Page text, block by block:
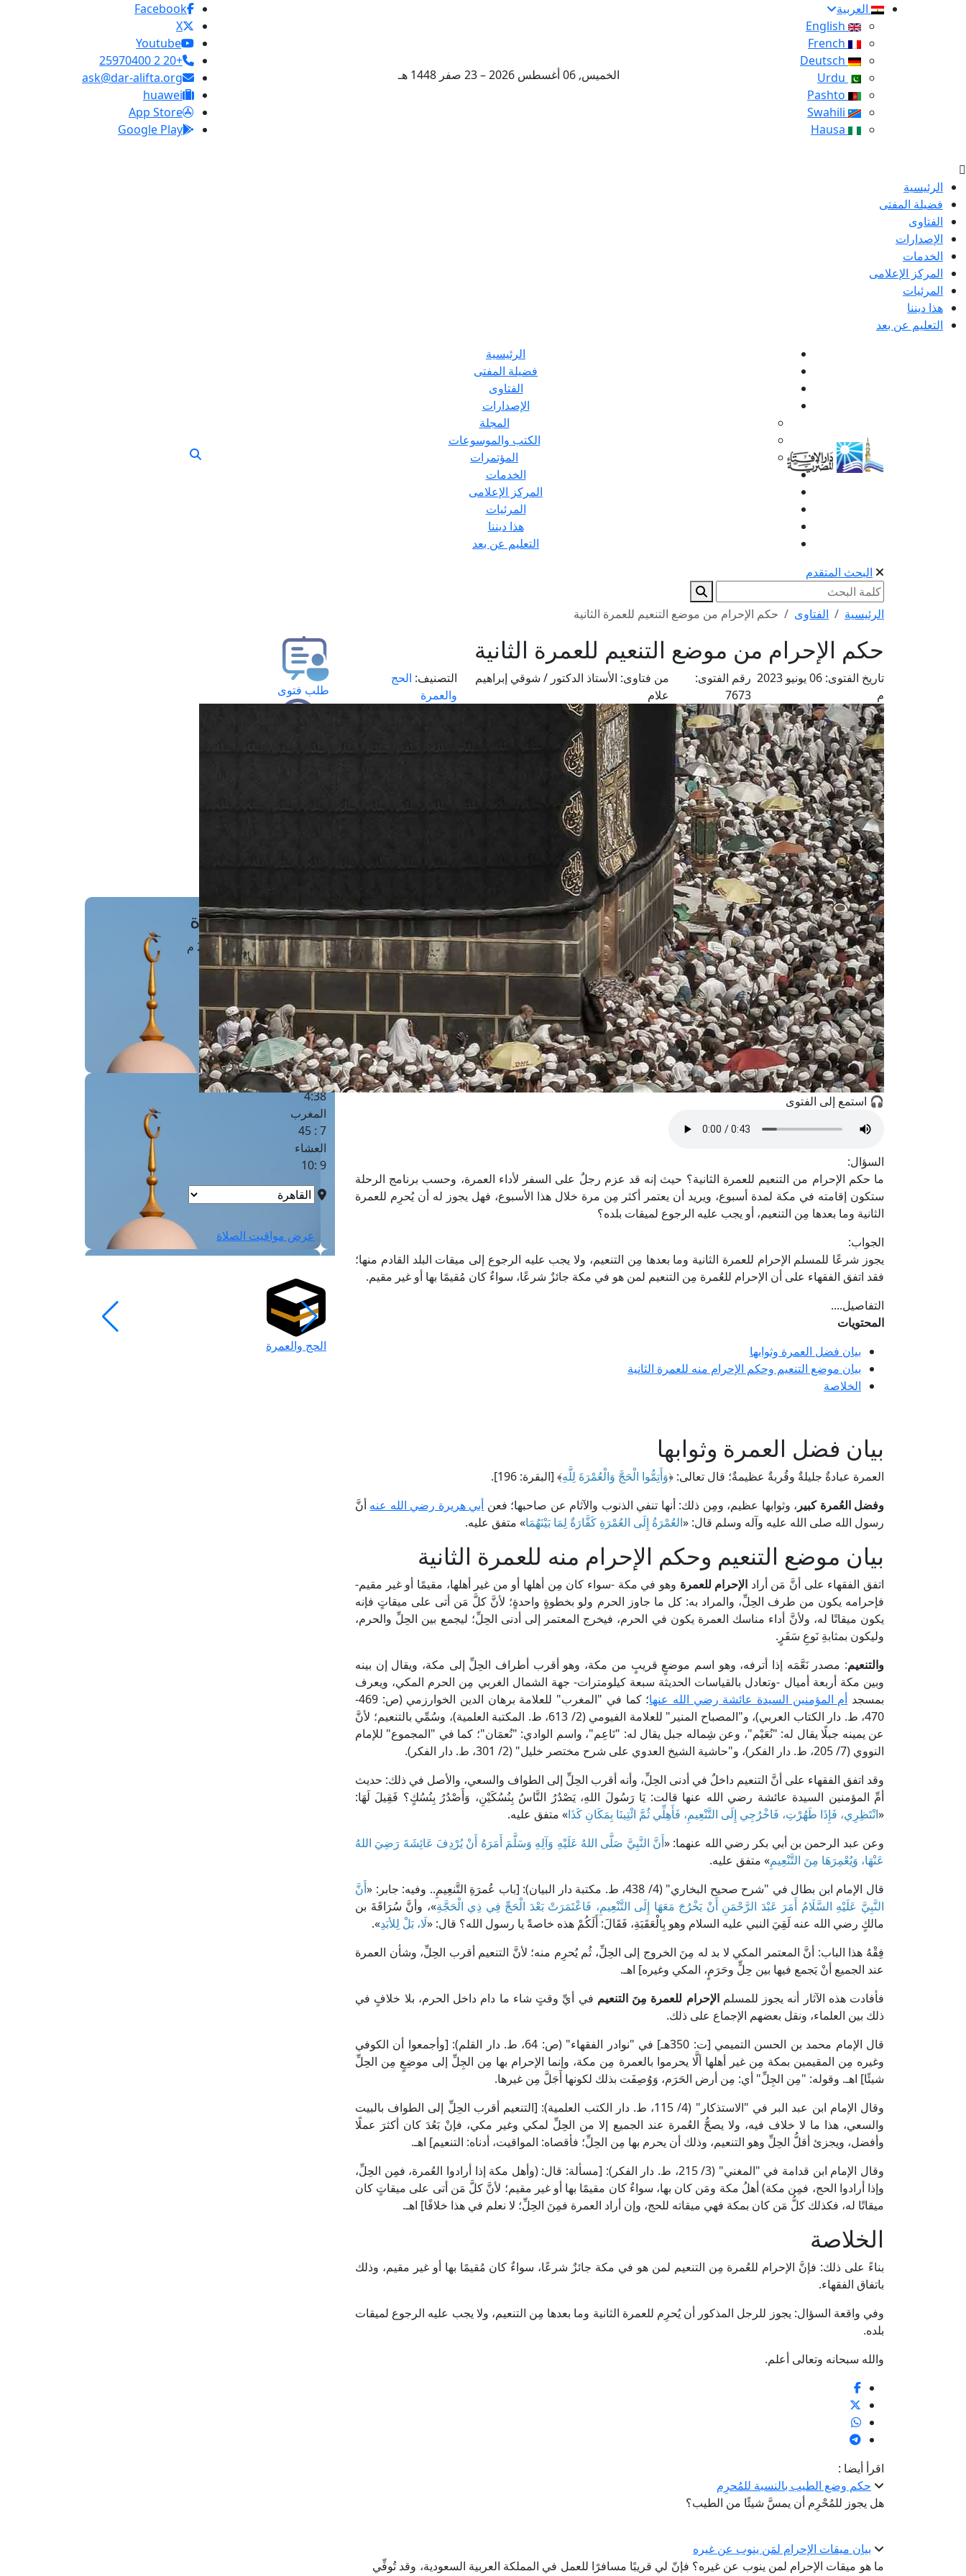
العربية
الخميس, 06 أغسطس 2026 – 23 صفر 1448 هـ
Facebook
X
Youtube
+20 2 25970400
ask@dar-alifta.org
huawei
App Store
Google Play
الرئيسية
فضيلة المفتى
الفتاوى
الإصدارات
الخدمات
المركز الإعلامى
المرئيات
هذا ديننا
التعليم عن بعد
الرئيسية
فضيلة المفتى
الفتاوى
الإصدارات
المجلة
الكتب والموسوعات
المؤتمرات
الخدمات
المركز الإعلامى
المرئيات
هذا ديننا
التعليم عن بعد
البحث المتقدم
الرئيسية الفتاوى حكم الإحرام من موضع التنعيم للعمرة الثانية
حكم الإحرام من موضع التنعيم للعمرة الثانية
تاريخ الفتوى:
06 يونيو 2023
م
رقم الفتوى:
7673
من فتاوى: الأستاذ الدكتور / شوقي إبراهيم
علام
التصنيف: الحج
والعمرة
🎧 استمع إلى الفتوى
السؤال:
ما حكم الإحرام من التنعيم للعمرة الثانية؟ حيث إنه قد عزم رجلٌ على السفر لأداء العمرة، وحسب برنامج الرحلة
ستكون إقامته في مكة لمدة أسبوع، ويريد أن يعتمر أكثر مِن مرة خلال هذا الأسبوع، فهل يجوز له أن يُحرِم للعمرة
الثانية وما بعدها مِن التنعيم، أو يجب عليه الرجوع لميقات بلده؟
الجواب:
يجوز شرعًا للمسلم الإحرام للعمرة الثانية وما بعدها مِن التنعيم، ولا يجب عليه الرجوع إلى ميقات البلد القادم منها؛
فقد اتفق الفقهاء على أن الإحرام للعُمرة مِن التنعيم لمن هو في مكة جائزٌ شرعًا، سواءٌ كان مُقيمًا بها أو غير مقيم.
التفاصيل....
المحتويات
بيان فضل العمرة وثوابها
بيان موضع التنعيم وحكم الإحرام منه للعمرة الثانية
الخلاصة
بيان فضل العمرة وثوابها
العمرة عبادةٌ جليلةٌ وقُربةٌ عظيمةٌ؛ قال تعالى: ﴿وَأَتِمُّوا الْحَجَّ وَالْعُمْرَةَ لِلَّهِ﴾ [البقرة: 196].
وفضل العُمرة كبير ، وثوابها عظيم، ومِن ذلك: أنها تنفي الذنوب والآثام عن صاحبها؛ فعن أبي هريرة رضي الله عنه أنَّ
رسول الله صلى الله عليه وآله وسلم قال: «العُمْرَةُ إِلَى العُمْرَةِ كَفَّارَةٌ لِمَا بَيْنَهُمَا» متفق عليه.
بيان موضع التنعيم وحكم الإحرام منه للعمرة الثانية
اتفق الفقهاء على أنَّ مَن أراد الإحرام للعمرة وهو في مكة -سواء كان مِن أهلها أو من غير أهلها، مقيمًا أو غير مقيم-
فإحرامه يكون من طرف الحِلِّ، والمراد به: كل ما جاوز الحرم ولو بخطوةٍ واحدةٍ؛ لأنَّ كلَّ مَن أتى على ميقاتٍ فإنه
يكون ميقاتًا له، ولأنَّ أداء مناسك العمرة يكون في الحرم، فيخرج المعتمر إلى أدنى الحِلِّ؛ ليجمع بين الحِلِّ والحرم،
وليكون بمثابةِ نَوعِ سَفَرٍ.
والتنعيم: مصدر نَعَّمَه إذا أترفه، وهو اسم موضعٍ قريبٍ من مكة، وهو أقرب أطراف الحِلِّ إلى مكة، ويقال إن بينه
وبين مكة أربعة أميال -وتعادل بالقياسات الحديثة سبعة كيلومترات- جهة الشمال الغربي مِن الحرم المكي، ويعرف
بمسجد أم المؤمنين السيدة عائشة رضي الله عنها
؛ كما في "المغرب" للعلامة برهان الدين الخوارزمي (ص: 469-
470، ط. دار الكتاب العربي)، و"المصباح المنير" للعلامة الفيومي (2/ 613، ط. المكتبة العلمية)، وسُمِّي بالتنعيم؛ لأنَّ
عن يمينه جبلًا يقال له: "نُعَيْم"، وعن شِماله جبل يقال له: "نَاعِم"، واسم الوادي: "نُعمَان"؛ كما في "المجموع" للإمام
النووي (7/ 205، ط. دار الفكر)، و"حاشية الشيخ العدوي على شرح مختصر خليل" (2/ 301، ط. دار الفكر).
وقد اتفق الفقهاء على أنَّ التنعيم داخلٌ في أدنى الحِلِّ، وأنه أقرب الحِلِّ إلى الطواف والسعي، والأصل في ذلك: حديث
أمِّ المؤمنين السيدة عائشة رضي الله عنها قالت: يَا رَسُولَ اللهِ، يَصْدُرُ النَّاسُ بِنُسُكَيْنِ، وَأَصْدُرُ بِنُسُكٍ؟ فَقِيلَ لَهَا:
«انْتَظِرِي، فَإِذَا طَهُرْتِ، فَاخْرُجِي إِلَى التَّنْعِيمِ، فَأَهِلِّي ثُمَّ ائْتِينَا بِمَكَانِ كَذَا» متفق عليه.
وعن عبد الرحمن بن أبي بكر رضي الله عنهما: «أَنَّ النَّبِيَّ صَلَّى اللهُ عَلَيْهِ وَآلِهِ وَسَلَّمَ أَمَرَهُ أَنْ يُرْدِفَ عَائِشَةَ رَضِيَ اللهُ
عَنْهَا، وَيُعْمِرَهَا مِنَ التَّنْعِيمِ» متفق عليه.
قال الإمام ابن بطال في "شرح صحيح البخاري" (4/ 438، ط. مكتبة دار البيان): [باب عُمرَةِ التَّنعِيمِ.. وفيه: جابر: «
أَنَّ
النَّبِيَّ عَلَيْهِ السَّلَامُ أَمَرَ عَبْدَ الرَّحْمَنِ أَنْ يَخْرُجَ مَعَهَا إِلَى التَّنْعِيمِ، فَاعْتَمَرَتْ بَعْدَ الْحَجِّ فِي ذِي الْحَجَّةِ»، وأنَّ سُرَاقَةَ بن
مالكٍ رضي الله عنه لَقِيَ النبي عليه السلام وهو بِالْعَقَبَةِ، فَقَالَ: أَلَكُمْ هذه خاصةً يا رسول الله؟ قال: «لَا، بَلْ لِلأبَدِ».
فِقْهُ هذا الباب: أنَّ المعتمر المكي لا بد له مِنَ الخروج إلى الحِلِّ، ثُم يُحرِم منه؛ لأنَّ التنعيم أقرب الحِلِّ، وشأن العمرة
عند الجميع أنْ يَجمع فيها بين حِلٍّ وحَرَمٍ، المكي وغيره] اهـ.
فأفادت هذه الآثار أنه يجوز للمسلمالإحرام للعمرة مِنَ التنعيم في أيِّ وقتٍ شاء ما دام داخل الحرم، بلا خلافٍ في
ذلك بين العلماء، ونقل بعضهم الإجماع على ذلك.
قال الإمام محمد بن الحسن التميمي [ت: 350هـ] في "نوادر الفقهاء" (ص: 64، ط. دار القلم): [وأجمعوا أن الكوفي
وغيره مِن المقيمين بمكة مِن غير أهلها ألَّا يحرموا بالعمرة مِن مكة، وإنما الإحرام بها مِن الجِلِّ إلى موضِعٍ مِن الحِلِّ
شيئًا] اهـ. وقوله: "مِن الجِلِّ" أي: مِن أرض الحَرَم، وَوُصِفَت بذلك لكونها أَجَلَّ مِن غيرها.
وقال الإمام ابن عبد البر في "الاستذكار" (4/ 115، ط. دار الكتب العلمية): [التنعيم أقرب الحِلِّ إلى الطواف بالبيت
والسعي، هذا ما لا خلاف فيه، ولا يصحُّ العُمرة عند الجميع إلا من الحِلِّ لمكي وغير مكي، فإنْ بَعُدَ كان أكثرَ عملًا
وأفضل، ويجزئ أقلُّ الحِلِّ وهو التنعيم، وذلك أن يحرم بها مِن الحِلِّ؛ فأقصاه: المواقيت، أدناه: التنعيم] اهـ.
وقال الإمام ابن قدامة في "المغني" (3/ 215، ط. دار الفكر): [مسألة: قال: (وأهل مكة إذا أرادوا العُمرة، فمِن الحِلِّ،
وإذا أرادوا الحج، فمِن مكة) أهلُ مكة ومَن كان بها، سواءٌ كان مقيمًا بها أو غير مقيم؛ لأنَّ كلَّ مَن أتى على ميقاتٍ كان
ميقاتًا له، فكذلك كلُّ مَن كان بمكة فهي ميقاته للحج، وإن أراد العمرة فمِنَ الحِلِّ؛ لا نعلم في هذا خلافًا] اهـ.
الخلاصة
بناءً على ذلك: فإنَّ الإحرام للعُمرة مِن التنعيم لمن هو في مكة جائزٌ شرعًا، سواءٌ كان مُقيمًا بها أو غير مقيم، وذلك
باتفاق الفقهاء.
وفي واقعة السؤال: يجوز للرجل المذكور أن يُحرِم للعمرة الثانية وما بعدها مِن التنعيم، ولا يجب عليه الرجوع لميقات
بلده.
والله سبحانه وتعالى أعلم.
اقرأ أيضا :
حكم وضع الطيب بالنسبة للمُحرِم
هل يجوز للمُحْرِم أن يمسَّ شيئًا من الطيب؟
بيان ميقات الإحرام لمَن ينوب عن غيره
ما هو ميقات الإحرام لمن ينوب عن غيره؟ فإنّ لي قريبًا مسافرًا للعمل في المملكة العربية السعودية، وقد تُوفِّي
طلب فتوى
استعلام عن فتوى
مَواقِيتُ الصَّـــلاة
القاهرة · 06 أغسطس 2026 م
الفجر
الشروق
الظهر
1 : 1
العصر
4:38
المغرب
7 : 45
العشاء
9 :10
عرض مواقيت الصلاة
الحج والعمرة